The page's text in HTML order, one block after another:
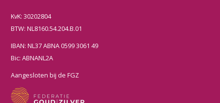
c
e
o
o
k
s
t
g
r
a
KvK: 30202804
BTW: NL8160.54.204.B.01
IBAN: NL37 ABNA 0599 3061 49
Bic: ABNANL2A
Aangesloten bij de FGZ